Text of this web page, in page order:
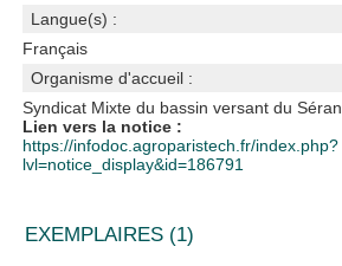
Langue(s) :
Français
Organisme d'accueil :
Syndicat Mixte du bassin versant du Séran
Lien vers la notice :
https://infodoc.agroparistech.fr/index.php?
lvl=notice_display&id=186791
EXEMPLAIRES (1)